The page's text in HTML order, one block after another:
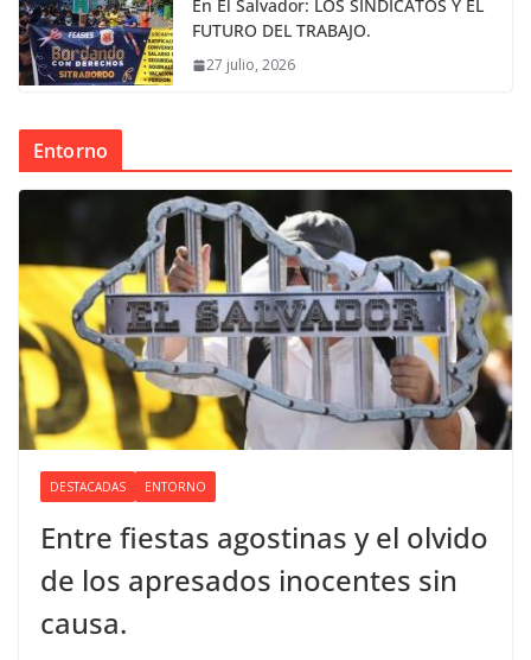
En El Salvador: LOS SINDICATOS Y EL
FUTURO DEL TRABAJO.
27 julio, 2026
Entorno
DESTACADAS ENTORNO
Entre fiestas agostinas y el olvido
de los apresados inocentes sin
causa.